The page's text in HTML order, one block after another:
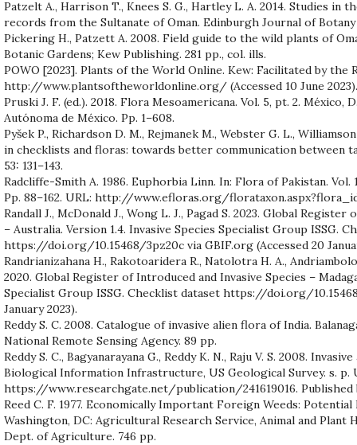
Patzelt A., Harrison T., Knees S. G., Hartley L. A. 2014. Studies in
records from the Sultanate of Oman. Edinburgh Journal of Botany
Pickering H., Patzett A. 2008. Field guide to the wild plants of
Botanic Gardens; Kew Publishing. 281 pp., col. ills.
POWO [2023]. Plants of the World Online. Kew: Facilitated by the
http://www.plantsoftheworldonline.org/ (Accessed 10 June 2023).
Pruski J. F. (ed.). 2018. Flora Mesoamericana. Vol. 5, pt. 2. México,
Autónoma de México. Pp. 1–608.
Pyšek P., Richardson D. M., Rejmanek M., Webster G. L.,
in checklists and floras: towards better communication between
53: 131–143.
Radcliffe-Smith A. 1986. Euphorbia Linn. In: Flora of Pakistan.
Pp. 88–162. URL: http://www.efloras.org/
Randall J., McDonald J., Wong L. J., Pagad S. 2023. Global
– Australia. Version 1.4. Invasive Species Specialist Group ISSG.
https://doi.org/10.15468/3pz20c via GBIF.org (Accessed 20
Randrianizahana H., Rakotoaridera R., Natolotra H. A.,
2020. Global Register of Introduced and Invasive Species –
Specialist Group ISSG. Checklist dataset https://doi.org/
January 2023).
Reddy S. C. 2008. Catalogue of invasive alien flora of India.
National Remote Sensing Agency. 89 pp.
Reddy S. C., Bagyanarayana G., Reddy K. N., Raju V. S. 2008.
Biological Information Infrastructure, US Geological Survey. s. p.
https://www.researchgate.net/publication/241619016.
Reed C. F. 1977. Economically Important Foreign Weeds:
Washington, DC: Agricultural Research Service, Animal and Plant
Dept. of Agriculture. 746 pp.